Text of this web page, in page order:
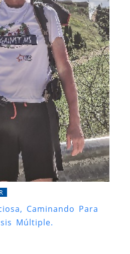
Caminando Para
Múltiple.